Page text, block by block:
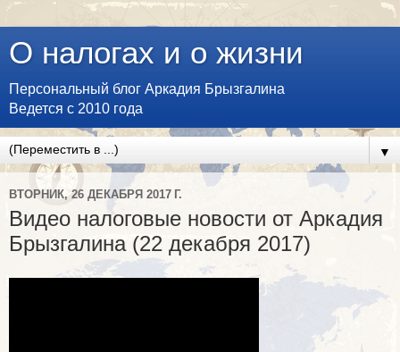
О налогах и о жизни
Персональный блог Аркадия Брызгалина
Ведется с 2010 года
▼
ВТОРНИК, 26 ДЕКАБРЯ 2017 Г.
Видео налоговые новости от Аркадия
Брызгалина (22 декабря 2017)